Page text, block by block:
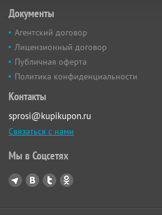
Документы
Агентский договор
Лицензионный договор
Публичная оферта
Политика конфиденциальности
Контакты
sprosi@kupikupon.ru
Связаться с нами
Мы в Соцсетях